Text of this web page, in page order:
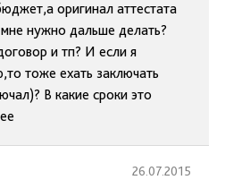
оригинал аттестата
нужно дальше делать?
и тп? И если я
тоже ехать заключать
В какие сроки это
26.07.2015